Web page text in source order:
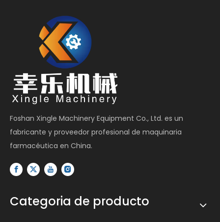
Foshan Xingle Machinery Equipment Co., Ltd. es un
fabricante y proveedor profesional de maquinaria
farmacéutica en China.
Categoria de producto